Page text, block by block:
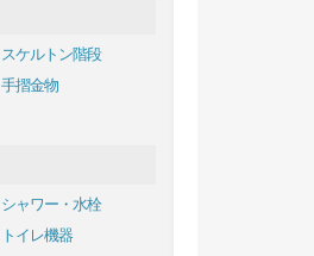
スケルトン階段
手摺金物
シャワー・水栓
トイレ機器